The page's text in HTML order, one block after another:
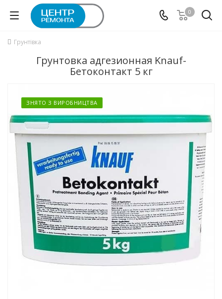
0
Грунтівка
Грунтовка адгезионная Knauf-
Бетоконтакт 5 кг
ЗНЯТО З ВИРОБНИЦТВА